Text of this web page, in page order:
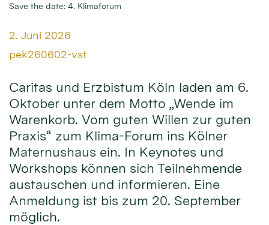
Save the date: 4. Klimaforum
Datum:
2. Juni 2026
Von:
pek260602-vst
Caritas und Erzbistum Köln laden am 6.
Oktober unter dem Motto „Wende im
Warenkorb. Vom guten Willen zur guten
Praxis“ zum Klima-Forum ins Kölner
Maternushaus ein. In Keynotes und
Workshops können sich Teilnehmende
austauschen und informieren. Eine
Anmeldung ist bis zum 20. September
möglich.